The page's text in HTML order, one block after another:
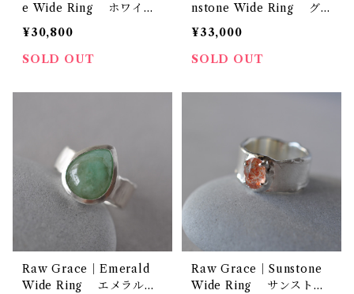
e Wide Ring ホワイト
ムーンストーン シルバー
ワイドリング
¥30,800
SOLD OUT
nstone Wide Ring グ
レームーンストーン シル
バー ワイドリング
¥33,000
SOLD OUT
Raw Grace｜Emerald
Wide Ring エメラルド
Raw Grace｜Sunstone
Wide Ring サンストー